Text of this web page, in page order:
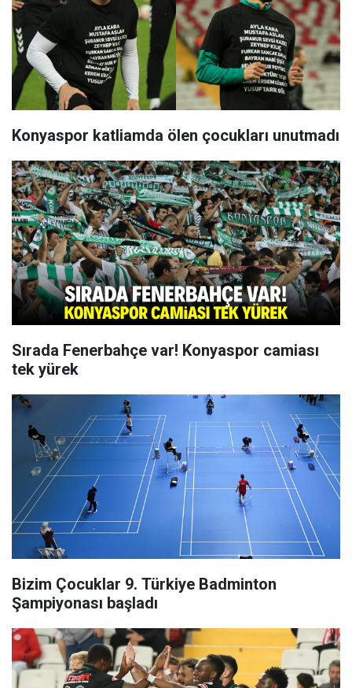
Konyaspor katliamda ölen çocukları unutmadı
Sırada Fenerbahçe var! Konyaspor camiası
tek yürek
Bizim Çocuklar 9. Türkiye Badminton
Şampiyonası başladı